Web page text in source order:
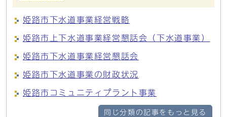
姫路市下水道事業経営戦略
姫路市上下水道事業経営懇話会（下水道事業）
姫路市下水道事業経営懇話会
姫路市下水道事業の財政状況
姫路市コミュニティプラント事業
同じ分類の記事をもっと見る